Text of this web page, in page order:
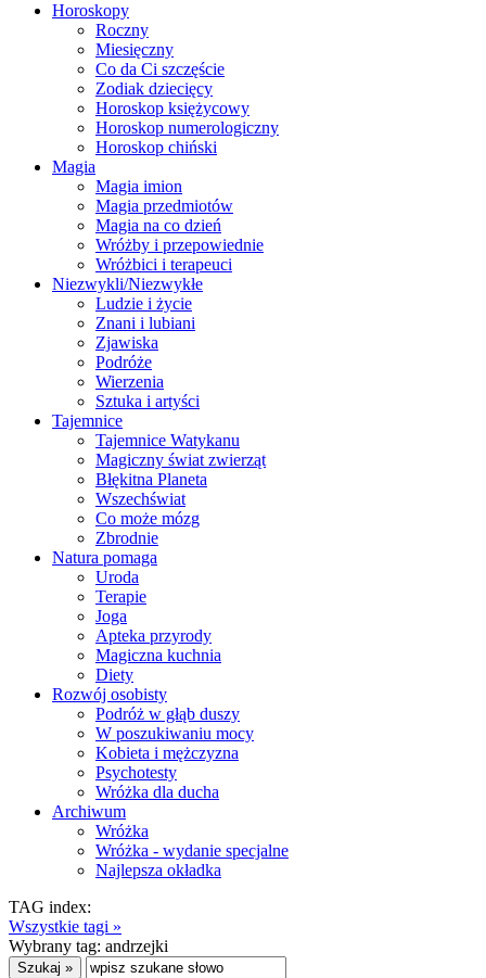
Horoskopy
Roczny
Miesięczny
Co da Ci szczęście
Zodiak dziecięcy
Horoskop księżycowy
Horoskop numerologiczny
Horoskop chiński
Magia
Magia imion
Magia przedmiotów
Magia na co dzień
Wróżby i przepowiednie
Wróżbici i terapeuci
Niezwykli/Niezwykłe
Ludzie i życie
Znani i lubiani
Zjawiska
Podróże
Wierzenia
Sztuka i artyści
Tajemnice
Tajemnice Watykanu
Magiczny świat zwierząt
Błękitna Planeta
Wszechświat
Co może mózg
Zbrodnie
Natura pomaga
Uroda
Terapie
Joga
Apteka przyrody
Magiczna kuchnia
Diety
Rozwój osobisty
Podróż w głąb duszy
W poszukiwaniu mocy
Kobieta i mężczyzna
Psychotesty
Wróżka dla ducha
Archiwum
Wróżka
Wróżka - wydanie specjalne
Najlepsza okładka
TAG index:
Wszystkie tagi »
Wybrany tag: andrzejki